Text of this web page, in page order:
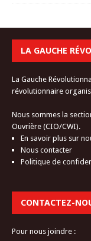
LA GAUCHE
La Gauche
révolutionnaire
Nous sommes la
Ouvrière (CIO/CWI).
En savoir plus sur
Nous contacter
Politique de
CONTACTEZ-
Pour nous joindre :